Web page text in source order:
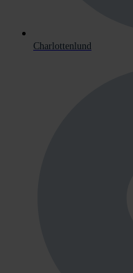
Charlottenlund